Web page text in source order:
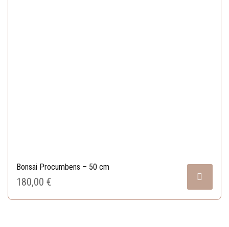
Bonsai Procumbens – 50 cm
180,00 €